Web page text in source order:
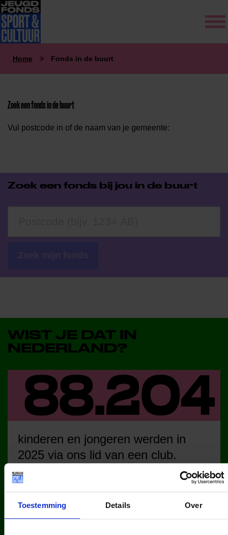
Toestemming Details Over
Home > Fonds in de buurt
Zoek een fonds in de buurt
Vul postcode in of de naam van je gemeente:
Zoek een fonds bij jou in de buurt
WIST JE DAT IN
NEDERLAND?
kinderen en jongeren werden in
2025 via ons lid van een club.